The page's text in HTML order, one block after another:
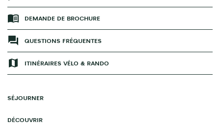
DEMANDE DE BROCHURE
QUESTIONS FRÉQUENTES
ITINÉRAIRES VÉLO & RANDO
SÉJOURNER
DÉCOUVRIR